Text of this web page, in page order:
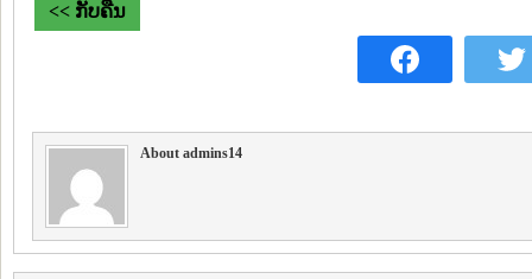
<< ກັບຄືນ
About admins14